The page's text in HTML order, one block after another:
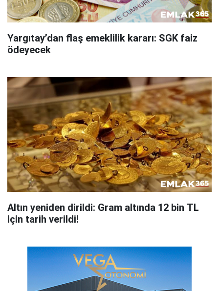
Yargıtay’dan flaş emeklilik kararı: SGK faiz
ödeyecek
Altın yeniden dirildi: Gram altında 12 bin TL
için tarih verildi!